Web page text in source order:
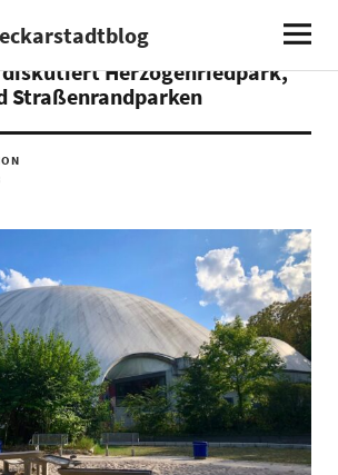
Herzogenriedpark,
Straßenrandparken